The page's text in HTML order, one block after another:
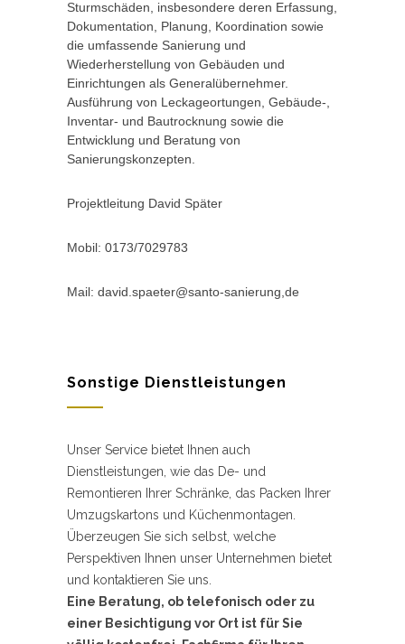
Sturmschäden, insbesondere deren Erfassung,
Dokumentation, Planung, Koordination sowie
die umfassende Sanierung und
Wiederherstellung von Gebäuden und
Einrichtungen als Generalübernehmer.
Ausführung von Leckageortungen, Gebäude-,
Inventar- und Bautrocknung sowie die
Entwicklung und Beratung von
Sanierungskonzepten.
Projektleitung David Später
Mobil: 0173/7029783
Mail: david.spaeter@santo-sanierung,de
Sonstige Dienstleistungen
Unser Service bietet Ihnen auch
Dienstleistungen, wie das De- und
Remontieren Ihrer Schränke, das Packen Ihrer
Umzugskartons und Küchenmontagen.
Überzeugen Sie sich selbst, welche
Perspektiven Ihnen unser Unternehmen bietet
und kontaktieren Sie uns.
Eine Beratung, ob telefonisch oder zu
einer Besichtigung vor Ort ist für Sie